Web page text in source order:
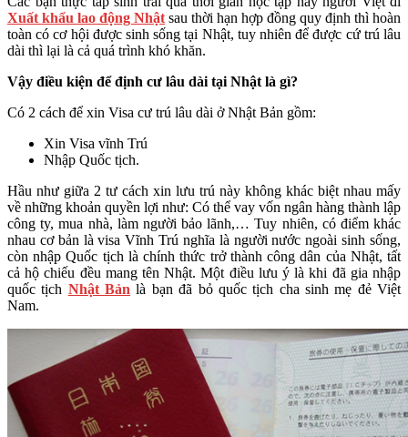
Xuất khẩu lao động Nhật sau thời hạn hợp đồng quy định thì hoàn
toàn có cơ hội được sinh sống tại Nhật, tuy nhiên để được cứ trú lâu
dài thì lại là cả quá trình khó khăn.
Vậy điều kiện để định cư lâu dài tại Nhật là gì?
Có 2 cách để xin Visa cư trú lâu dài ở Nhật Bản gồm:
Xin Visa vĩnh Trú
Nhập Quốc tịch.
Hầu như giữa 2 tư cách xin lưu trú này không khác biệt nhau mấy
về những khoản quyền lợi như: Có thể vay vốn ngân hàng thành lập
công ty, mua nhà, làm người bảo lãnh,… Tuy nhiên, có điểm khác
nhau cơ bản là visa Vĩnh Trú nghĩa là người nước ngoài sinh sống,
còn nhập Quốc tịch là chính thức trở thành công dân của Nhật, tất
cả hộ chiếu đều mang tên Nhật. Một điều lưu ý là khi đã gia nhập
quốc tịch Nhật Bản là bạn đã bỏ quốc tịch cha sinh mẹ đẻ Việt
Nam.